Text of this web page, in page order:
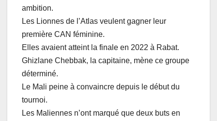
ambition.
Les Lionnes de l’Atlas veulent gagner leur
première CAN féminine.
Elles avaient atteint la finale en 2022 à Rabat.
Ghizlane Chebbak, la capitaine, mène ce groupe
déterminé.
Le Mali peine à convaincre depuis le début du
tournoi.
Les Maliennes n’ont marqué que deux buts en